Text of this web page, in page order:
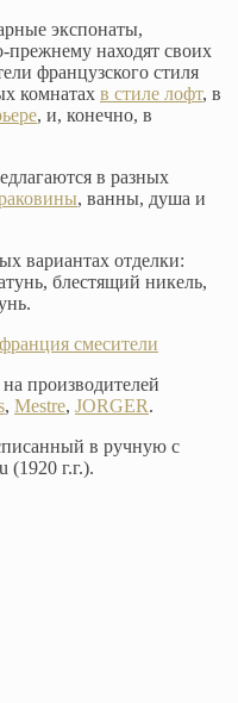
экспонаты,
находят своих
французского стиля
комнатах в стиле лофт, в
, и, конечно, в
в разных
, ванны, душа и
вариантах отделки:
блестящий никель,
франция смесители
производителей
, Mestre, JORGER.
в ручную с
(1920 г.г.).